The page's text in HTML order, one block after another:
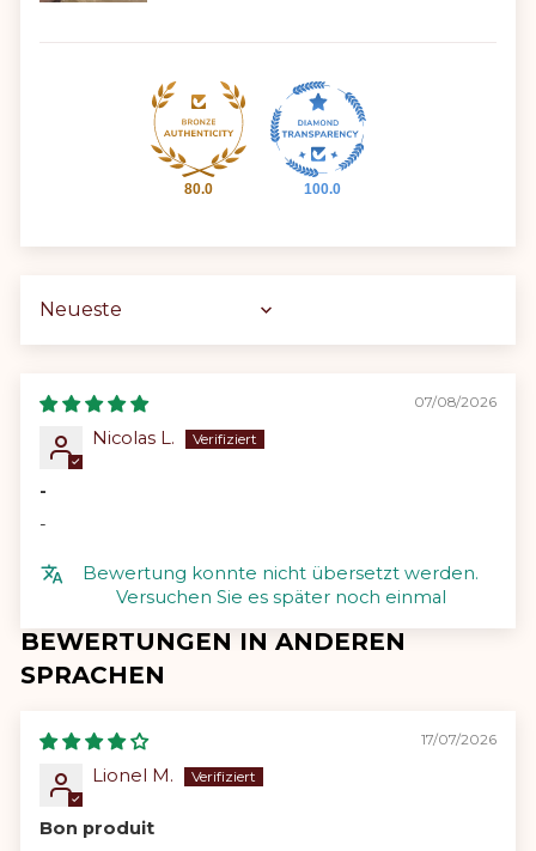
80.0 100.0
Sort by
07/08/2026
Nicolas L.
-
-
Bewertung konnte nicht übersetzt werden.
Versuchen Sie es später noch einmal
BEWERTUNGEN IN ANDEREN
SPRACHEN
17/07/2026
Lionel M.
Bon produit